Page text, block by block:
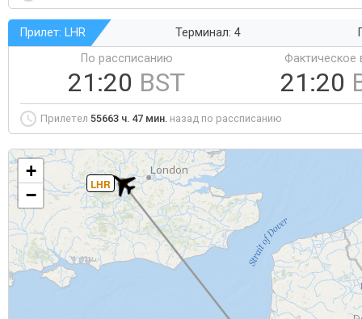
Прилет: LHR Терминал: 4
По рассписанию
21:20 BST
Фактическое
21:20
Прилетел 55663 ч. 47 мин. назад по рассписанию
LHR
+
−